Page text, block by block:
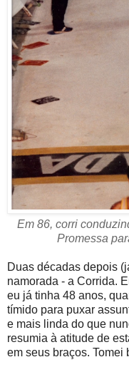
Em 86, corri
Promessa
Duas décadas depois
namorada - a Corrida.
eu já tinha 48 anos,
tímido para puxar
e mais linda do que
resumia à atitude de
em seus braços. Tomei